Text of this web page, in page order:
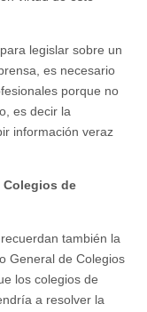
legislar sobre un
es necesario
porque no
es decir la
información veraz
Colegios de
también la
General de Colegios
los colegios de
a resolver la